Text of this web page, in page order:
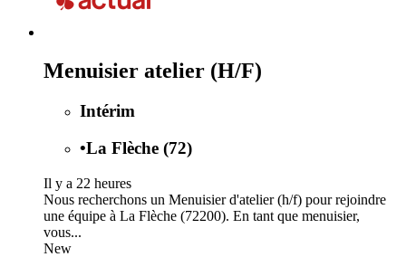
Menuisier atelier (H/F)
Intérim
•La Flèche (72)
Il y a 22 heures
Nous recherchons un Menuisier d'atelier (h/f) pour rejoindre
une équipe à La Flèche (72200). En tant que menuisier,
vous...
New